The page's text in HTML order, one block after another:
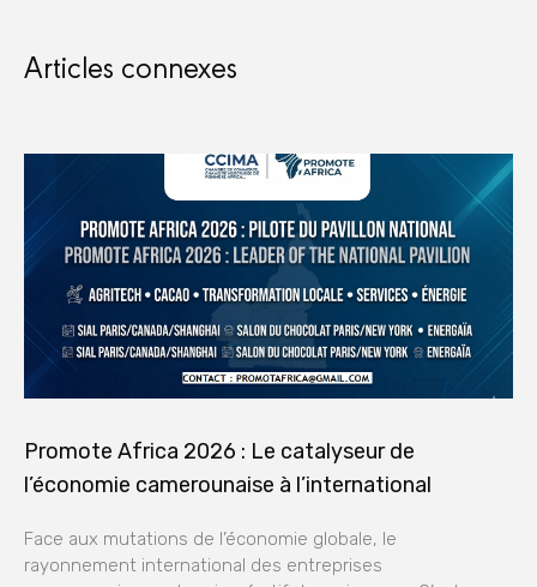
Articles connexes
Promote Africa 2026 : Le catalyseur de
l’économie camerounaise à l’international
Face aux mutations de l’économie globale, le
rayonnement international des entreprises